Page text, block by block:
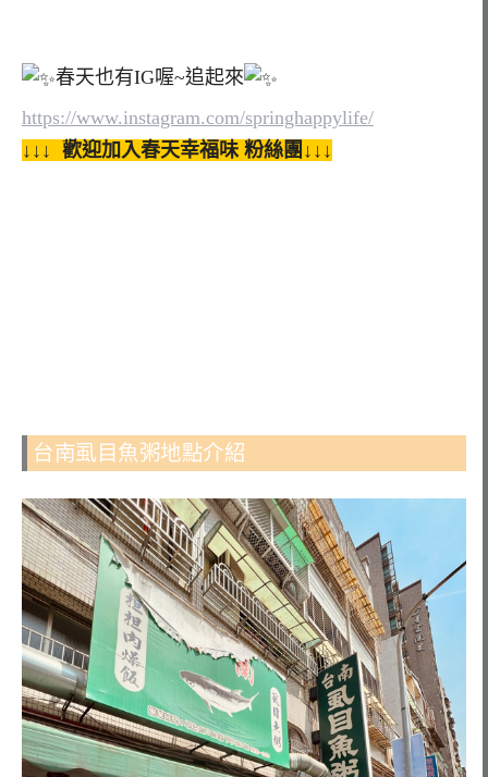
春天也有IG喔~追起來
https://www.instagram.com/springhappylife/
↓↓↓ 歡迎加入春天幸福味 粉絲團↓↓↓
台南虱目魚粥地點介紹